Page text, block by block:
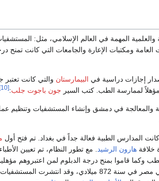
المهمة في العالم الإسلامي، مثل:
العامة ومكتبات الإعارة والجامعات التي كانت تمنح
إجازات دراسية في البیمارستان والتي كانت
لممارسة الطب. كتب السير جون باجوت جلب:
[10]
والمعالجة في دمشق وإنشاء المستشفيات وتنظيم
كانت المدارس الطبية فعالة جداً في بغداد. تم فتح أول
خلافةهارون الرشيد. مع تطور النظام، تم تعيين
وكما قاموا بمنح درجة الدبلوم لمن اعتبروهم
تم افتتاح أول مستشفى في مصر في سنة 872 ميلادي، وقد